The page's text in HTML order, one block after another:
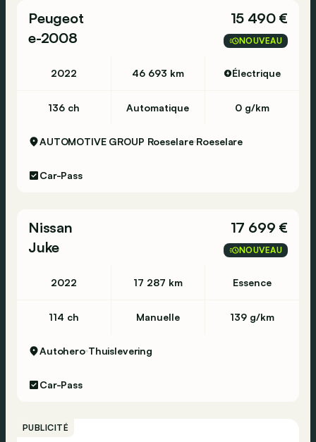
Peugeot
e-2008
15 490 €
NOUVEAU
2022 46 693 km Électrique
136 ch Automatique 0 g/km
AUTOMOTIVE GROUP Roeselare Roeselare
Car-Pass
Nissan
Juke
17 699 €
NOUVEAU
2022 17 287 km Essence
114 ch Manuelle 139 g/km
Autohero Thuislevering
Car-Pass
PUBLICITÉ